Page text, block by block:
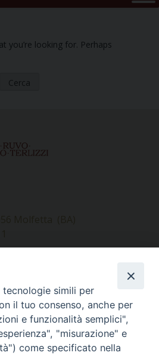
you’re looking for. Perhaps
sociali
Molfetta (BA)
simili per
il tuo consenso, anche per
e funzionalità semplici",
"misurazione" e
come specificato nella